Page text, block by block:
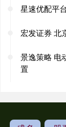
星速优配平
宏发证券 北
景逸策略 电
置